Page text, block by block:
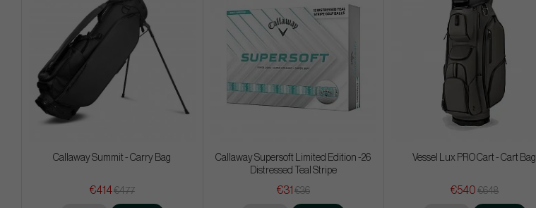
Callaway Summit - Carry Bag
€414€477
Callaway Supersoft Limited Edition -26
Distressed Teal Stripe
€31 €36
Vessel Lux PRO Cart - Cart Bag
€540 €648